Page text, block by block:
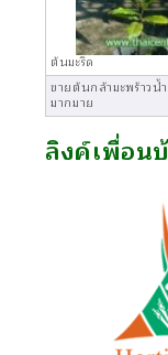
ต้นมะริด
ขายต้นกล้ามะพร้าว
มากมาย
ลิงค์เพื่อน